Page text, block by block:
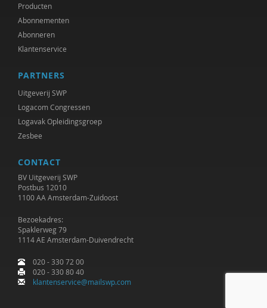
Tannelie Blom
Laurine Blonk
Sylvie Boermans
Theo van den Bogaart
Ernst Bohlmeijer
Hein Bokern
Frits Bolkestein
Anouk Bolsenbroek
Ben Boog
Producten
Abonnementen
Abonneren
Klantenservice
PARTNERS
Uitgeverij SWP
Logacom Congressen
Logavak Opleidingsgroep
Zesbee
CONTACT
BV Uitgeverij SWP
Postbus 12010
1100 AA Amsterdam-Zuidoost
Bezoekadres:
Spaklerweg 79
1114 AE Amsterdam-Duivendrecht
020 - 330 72 00
020 - 330 80 40
klantenservice@mailswp.com